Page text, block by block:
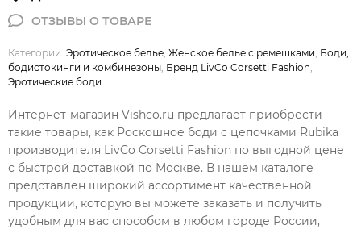
Категории: Эротическое белье Женское белье с ремешками Боди,
бодистокинги и комбинезоны Бренд LivCo Corsetti Fashion
Эротические боди
Интернет-магазин Vishco.ru предлагает приобрести
такие товары, как Роскошное боди с цепочками Rubika
производителя LivCo Corsetti Fashion по выгодной цене
с быстрой доставкой по Москве. В нашем каталоге
представлен широкий ассортимент качественной
продукции, которую вы можете заказать и получить
удобным для вас способом в любом городе России,